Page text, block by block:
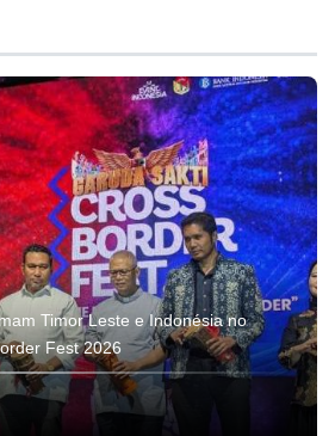
Timor Leste e Indonésia no
Fest 2026